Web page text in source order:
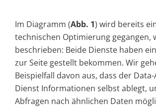
Im Diagramm (Abb. 1) wird bereits
technischen Optimierung gegangen,
beschrieben: Beide Dienste haben
zur Seite gestellt bekommen. Wir
Beispielfall davon aus, dass der Data-
Dienst Informationen selbst ablegt,
Abfragen nach ähnlichen Daten